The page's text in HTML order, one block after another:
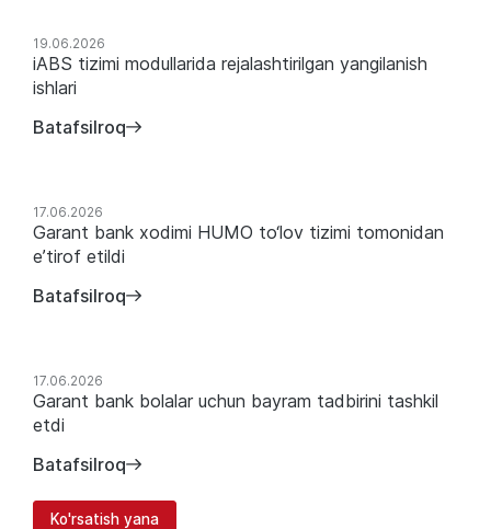
19.06.2026
iABS tizimi modullarida rejalashtirilgan yangilanish
ishlari
Batafsilroq
17.06.2026
Garant bank xodimi HUMO to‘lov tizimi tomonidan
e’tirof etildi
Batafsilroq
17.06.2026
Garant bank bolalar uchun bayram tadbirini tashkil
etdi
Batafsilroq
Ko'rsatish yana